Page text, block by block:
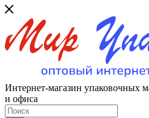
Интернет-магазин упаковочных
и офиса